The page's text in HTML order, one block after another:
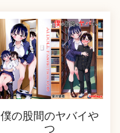
僕の股間のヤバイや
つ